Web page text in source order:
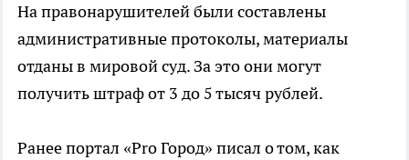
На правонарушителей были составлены
административные протоколы, материалы
отданы в мировой суд. За это они могут
получить штраф от 3 до 5 тысяч рублей.
Ранее портал «Pro Город» писал о том, как